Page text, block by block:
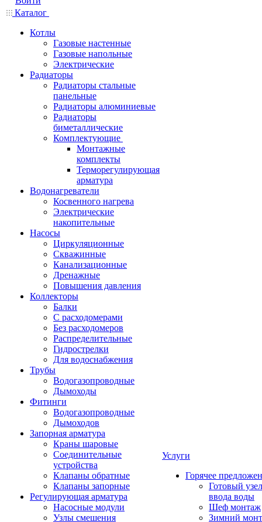
Каталог
Котлы
Газовые настенные
Газовые напольные
Электрические
Радиаторы
Радиаторы стальные
панельные
Радиаторы алюминиевые
Радиаторы
биметаллические
Комплектующие
Монтажные
комплекты
Терморегулирующая
арматура
Водонагреватели
Косвенного нагрева
Электрические
накопительные
Насосы
Циркуляционные
Скважинные
Канализационные
Дренажные
Повышения давления
Коллекторы
Балки
С расходомерами
Без расходомеров
Распределительные
Гидрострелки
Для водоснабжения
Трубы
Водогазопроводные
Дымоходы
Фитинги
Водогазопроводные
Дымоходов
Запорная арматура
Краны шаровые
Соединительные
устройства
Клапаны обратные
Клапаны запорные
Регулирующая арматура
Насосные модули
Узлы смешения
Услуги
Горячее
Готовый узел
ввода воды
Шеф монтаж
Зимний